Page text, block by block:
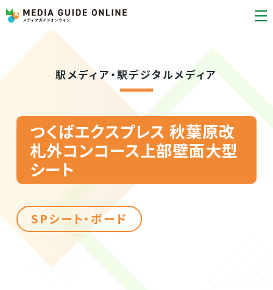
駅メディア・駅デジタルメディア
つくばエクスプレス 秋葉原改
札外コンコース上部壁面大型
シート
SPシート・ボード